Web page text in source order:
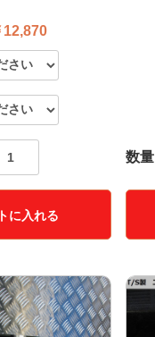
12,870
に入れる
数量